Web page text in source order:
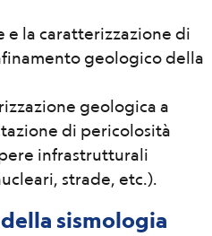
e la caratterizzazione di
geologico della
geologica a
di pericolosità
infrastrutturali
strade, etc.).
sismologia